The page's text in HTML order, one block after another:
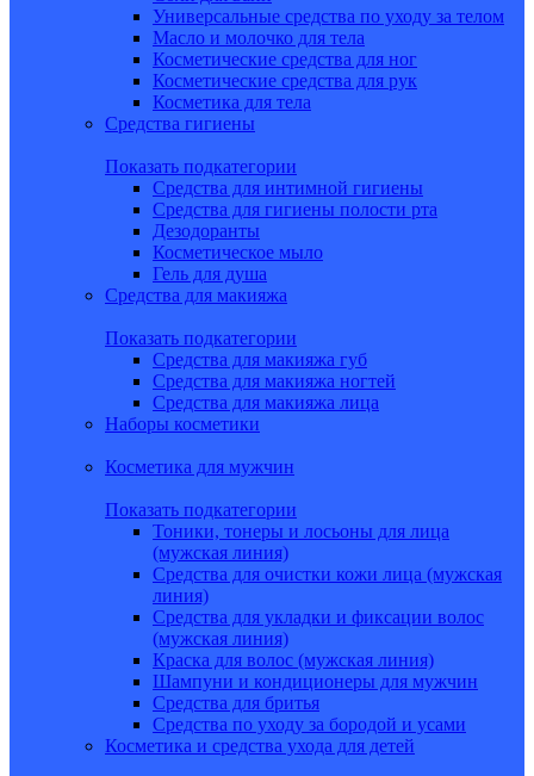
Универсальные средства по уходу за телом
Масло и молочко для тела
Косметические средства для ног
Косметические средства для рук
Косметика для тела
Средства гигиены
Показать подкатегории
Средства для интимной гигиены
Средства для гигиены полости рта
Дезодоранты
Косметическое мыло
Гель для душа
Средства для макияжа
Показать подкатегории
Средства для макияжа губ
Средства для макияжа ногтей
Средства для макияжа лица
Наборы косметики
Косметика для мужчин
Показать подкатегории
Тоники, тонеры и лосьоны для лица
(мужская линия)
Средства для очистки кожи лица (мужская
линия)
Средства для укладки и фиксации волос
(мужская линия)
Краска для волос (мужская линия)
Шампуни и кондиционеры для мужчин
Средства для бритья
Средства по уходу за бородой и усами
Косметика и средства ухода для детей